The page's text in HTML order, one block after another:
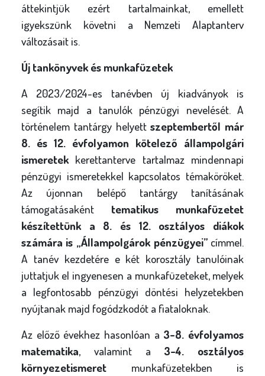
áttekintjük ezért tartalmainkat, emellett
igyekszünk követni a Nemzeti Alaptanterv
változásait is.
Új tankönyvek és munkafüzetek
A 2023/2024-es tanévben új kiadványok is
segítik majd a tanulók pénzügyi nevelését. A
történelem tantárgy helyettszeptembertől már
8. és 12. évfolyamon kötelező állampolgári
ismeretekkerettanterve tartalmaz mindennapi
pénzügyi ismeretekkel kapcsolatos témaköröket.
Az újonnan belépő tantárgy tanításának
támogatásakénttematikus munkafüzetet
készítettünk a 8. és 12. osztályos diákok
számára is „Állampolgárok pénzügyei”címmel.
A tanév kezdetére e két korosztály tanulóinak
juttatjuk el ingyenesen a munkafüzeteket, melyek
a legfontosabb pénzügyi döntési helyzetekben
nyújtanak majd fogódzkodót a fiataloknak.
Az előző évekhez hasonlóan a 3-8. évfolyamos
matematika, valamint a 3-4. osztályos
környezetismeret munkafüzetekben is